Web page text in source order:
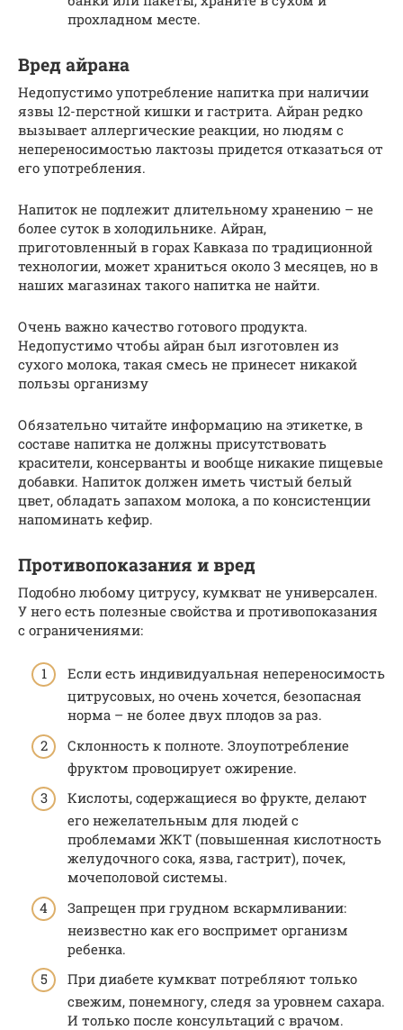
прохладном месте.
Вред айрана
Недопустимо употребление напитка при наличии
язвы 12-перстной кишки и гастрита. Айран редко
вызывает аллергические реакции, но людям с
непереносимостью лактозы придется отказаться от
его употребления.
Напиток не подлежит длительному хранению – не
более суток в холодильнике. Айран,
приготовленный в горах Кавказа по традиционной
технологии, может храниться около 3 месяцев, но в
наших магазинах такого напитка не найти.
Очень важно качество готового продукта.
Недопустимо чтобы айран был изготовлен из
сухого молока, такая смесь не принесет никакой
пользы организму
Обязательно читайте информацию на этикетке, в
составе напитка не должны присутствовать
красители, консерванты и вообще никакие пищевые
добавки. Напиток должен иметь чистый белый
цвет, обладать запахом молока, а по консистенции
напоминать кефир.
Противопоказания и вред
Подобно любому цитрусу, кумкват не универсален.
У него есть полезные свойства и противопоказания
с ограничениями:
Если есть индивидуальная непереносимость
цитрусовых, но очень хочется, безопасная
норма – не более двух плодов за раз.
Склонность к полноте. Злоупотребление
фруктом провоцирует ожирение.
Кислоты, содержащиеся во фрукте, делают
его нежелательным для людей с
проблемами ЖКТ (повышенная кислотность
желудочного сока, язва, гастрит), почек,
мочеполовой системы.
Запрещен при грудном вскармливании:
неизвестно как его воспримет организм
ребенка.
При диабете кумкват потребляют только
свежим, понемногу, следя за уровнем сахара.
И только после консультаций с врачом.